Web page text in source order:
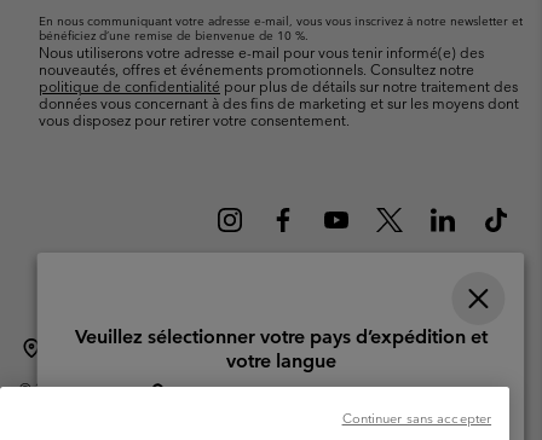
En nous communiquant votre adresse e-mail, vous vous inscrivez à notre newsletter et
bénéficiez d’une remise de bienvenue de 10 %.
Nous utiliserons votre adresse e-mail pour vous tenir informé(e) des
nouveautés, offres et événements promotionnels. Consultez notre
politique de confidentialité pour plus de détails sur notre traitement des
données vous concernant à des fins de marketing et sur les moyens dont
vous disposez pour retirer votre consentement.
Suisse (français) | English ›| Deutsch › | italiano ›
©2026Columbia Sportswear Company. Avenue des Morgines, 12 1213
Continuer sans accepter
Veuillez sélectionner votre pays d’expédition et
votre langue